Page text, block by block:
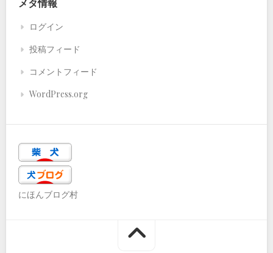
メタ情報
ログイン
投稿フィード
コメントフィード
WordPress.org
にほんブログ村